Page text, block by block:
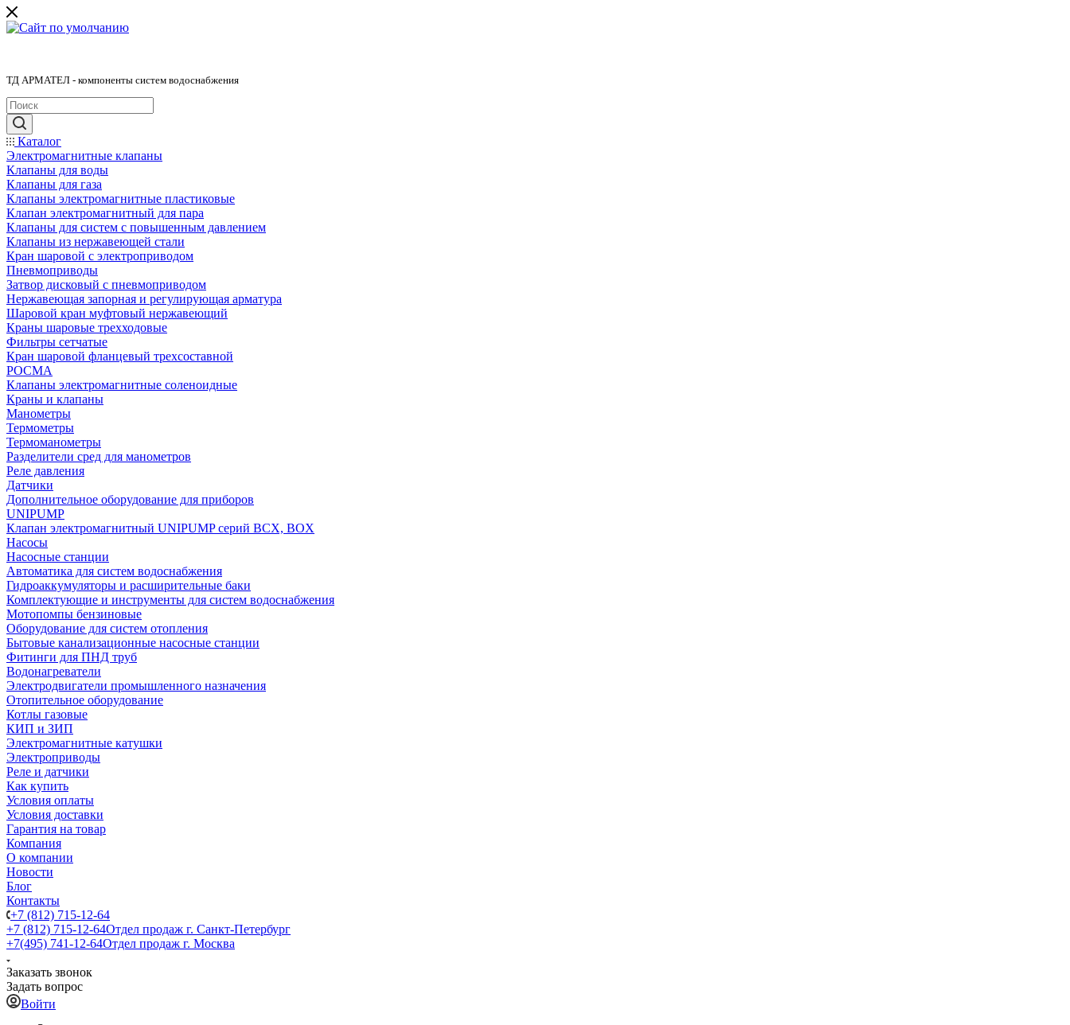
ТД АРМАТЕЛ - компоненты систем водоснабжения
Каталог
Электромагнитные клапаны
Клапаны для воды
Клапаны для газа
Клапаны электромагнитные пластиковые
Клапан электромагнитный для пара
Клапаны для систем с повышенным давлением
Клапаны из нержавеющей стали
Кран шаровой с электроприводом
Пневмоприводы
Затвор дисковый с пневмоприводом
Нержавеющая запорная и регулирующая арматура
Шаровой кран муфтовый нержавеющий
Краны шаровые трехходовые
Фильтры сетчатые
Кран шаровой фланцевый трехсоставной
РОСМА
Клапаны электромагнитные соленоидные
Краны и клапаны
Манометры
Термометры
Термоманометры
Разделители сред для манометров
Реле давления
Датчики
Дополнительное оборудование для приборов
UNIPUMP
Клапан электромагнитный UNIPUMP серий BCX, BOX
Насосы
Насосные станции
Автоматика для систем водоснабжения
Гидроаккумуляторы и расширительные баки
Комплектующие и инструменты для систем водоснабжения
Мотопомпы бензиновые
Оборудование для систем отопления
Бытовые канализационные насосные станции
Фитинги для ПНД труб
Водонагреватели
Электродвигатели промышленного назначения
Отопительное оборудование
Котлы газовые
КИП и ЗИП
Электромагнитные катушки
Электроприводы
Реле и датчики
Как купить
Условия оплаты
Условия доставки
Гарантия на товар
Компания
О компании
Новости
Блог
Контакты
+7 (812) 715-12-64
+7 (812) 715-12-64Отдел продаж г. Санкт-Петербург
+7(495) 741-12-64Отдел продаж г. Москва
Заказать звонок
Задать вопрос
Войти